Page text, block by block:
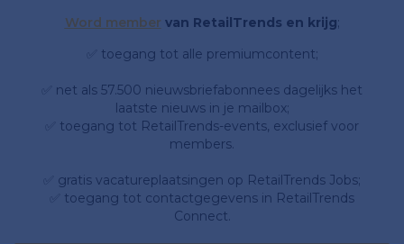
Word member van RetailTrends en krijg;
✅ toegang tot alle premiumcontent;
✅ net als 57.500 nieuwsbriefabonnees dagelijks het
laatste nieuws in je mailbox;
✅ toegang tot RetailTrends-events, exclusief voor
members.
✅ gratis vacatureplaatsingen op RetailTrends Jobs;
✅ toegang tot contactgegevens in RetailTrends
Connect.